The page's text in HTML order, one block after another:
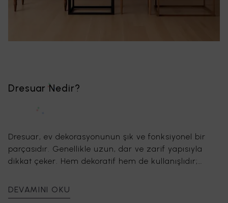
Dresuar Nedir?
Dresuar, ev dekorasyonunun şık ve fonksiyonel bir
parçasıdır. Genellikle uzun, dar ve zarif yapısıyla
dikkat çeker. Hem dekoratif hem de kullanışlıdır;
aksesuarlar sergilemek için mükemmeldir. Farklı
tarzlara uyum sağlayabilen dresuarlar, modern,
DEVAMINI OKU